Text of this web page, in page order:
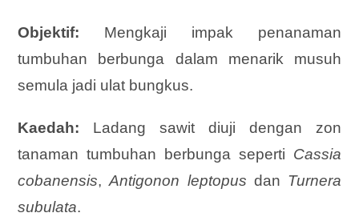
Objektif: Mengkaji impak penanaman
tumbuhan berbunga dalam menarik musuh
semula jadi ulat bungkus.
Kaedah: Ladang sawit diuji dengan zon
tanaman tumbuhan berbunga seperti Cassia
cobanensis,Antigonon leptopus dan Turnera
subulata.